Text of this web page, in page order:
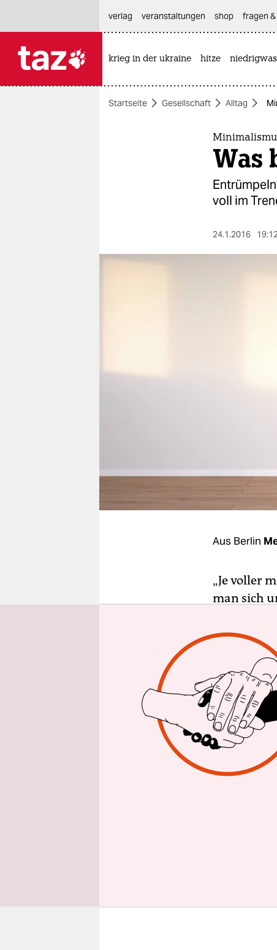
themen
unterstützen
abo
verlag
veranstaltungen shop fragen
krieg in der ukraine hitze
Startseite Gesellschaft Alltag
Was
voll im
24.1.2016
Aus Berlin
„Je voller
man sich
„Leichtes
brauchst.
Idee, die
Was
unnötig?
Filmen,
Hilfe an.
der